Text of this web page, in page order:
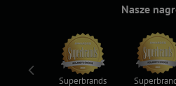
Nasze
Superbrands